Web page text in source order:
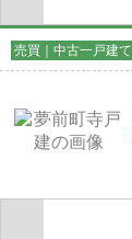
売買｜中古一戸建て